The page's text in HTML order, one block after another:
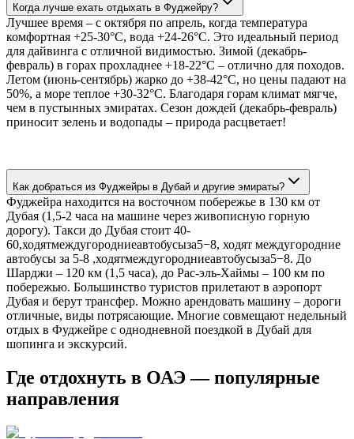
Когда лучше ехать отдыхать в Фуджейру?
Лучшее время – с октября по апрель, когда температура
комфортная +25-30°C, вода +24-26°C. Это идеальный период
для дайвинга с отличной видимостью. Зимой (декабрь-
февраль) в горах прохладнее +18-22°C – отлично для походов.
Летом (июнь-сентябрь) жарко до +38-42°C, но цены падают на
50%, а море теплое +30-32°C. Благодаря горам климат мягче,
чем в пустынных эмиратах. Сезон дождей (декабрь-февраль)
приносит зелень и водопады – природа расцветает!
Как добраться из Фуджейры в Дубай и другие эмираты?
Фуджейра находится на восточном побережье в 130 км от
Дубая (1,5-2 часа на машине через живописную горную
дорогу). Такси до Дубая стоит 40-
60,ходятмеждугородниеавтобусыза5−8, ходят междугородние
автобусы за 5-8 ,ходятмеждугородниеавтобусыза5−8. До
Шарджи – 120 км (1,5 часа), до Рас-эль-Хаймы – 100 км по
побережью. Большинство туристов прилетают в аэропорт
Дубая и берут трансфер. Можно арендовать машину – дороги
отличные, виды потрясающие. Многие совмещают недельный
отдых в Фуджейре с однодневной поездкой в Дубай для
шопинга и экскурсий.
Где отдохнуть в ОАЭ — популярные
направления